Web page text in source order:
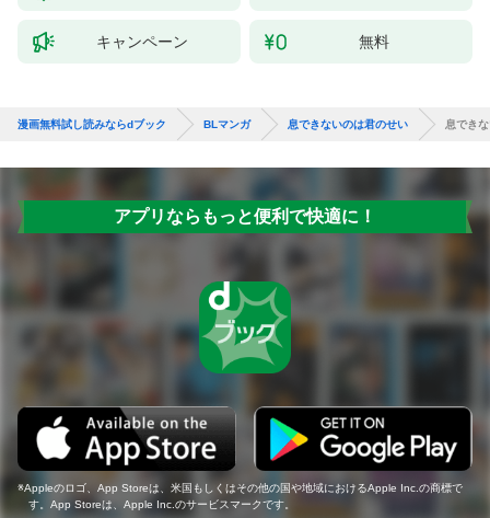
キャンペーン 無料
漫画無料試し読みならdブック BLマンガ 息できないのは君のせい 息でき
アプリならもっと便利で快適に！
Appleのロゴ、App Storeは、米国もしくはその他の国や地域におけるApple Inc.の商標で
す。App Storeは、Apple Inc.のサービスマークです。